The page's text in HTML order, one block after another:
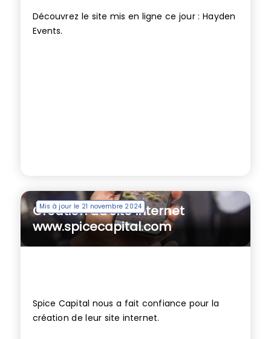
Découvrez le site mis en ligne ce jour : Hayden
Events.
Mis à jour le 21 novembre 2024
Création du site internet
www.spicecapital.com
Spice Capital nous a fait confiance pour la
création de leur site internet.